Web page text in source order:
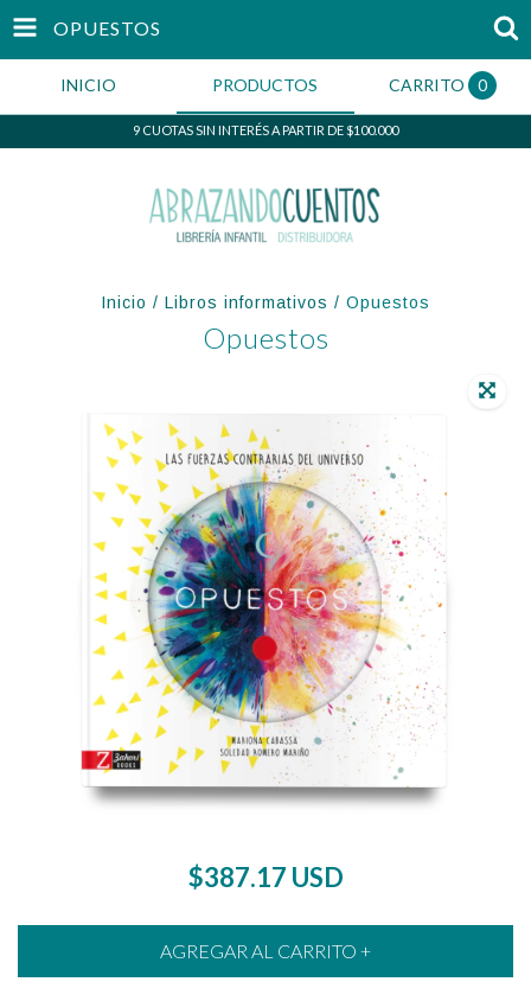
OPUESTOS
INICIO PRODUCTOS CARRITO 0
9 CUOTAS SIN INTERÉS A PARTIR DE $100.000
Inicio / Libros informativos / Opuestos
Opuestos
$387.17 USD